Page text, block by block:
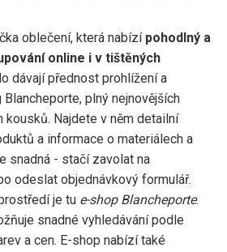
oblečení, která nabízí pohodlný a
online i v tištěných
dávají přednost prohlížení a
plný nejnovějších
kousků. Najdete v něm detailní
a informace o materiálech a
snadná - stačí zavolat na
odeslat objednávkový formulář.
je tu e-shop Blancheporte.
snadné vyhledávání podle
a cen. E-shop nabízí také